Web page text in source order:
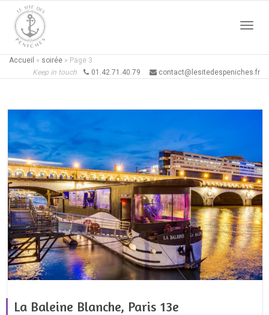
Accueil » soirée » Page 3
Keep in touch
01.42.71.40.79 contact@lesitedespeniches.fr
La Baleine Blanche, Paris 13e